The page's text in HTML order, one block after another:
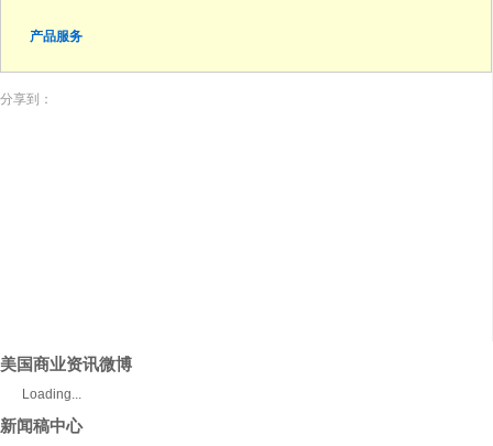
产品服务
分享到：
美国商业资讯微博
Loading...
新闻稿中心